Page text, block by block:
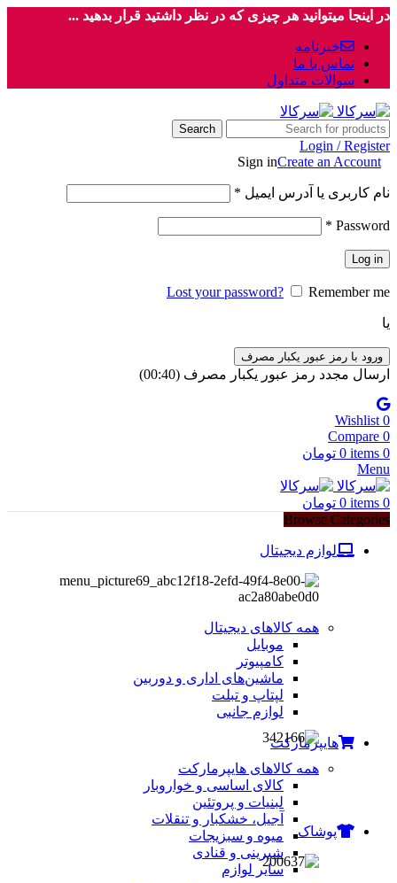
در اینجا میتوانید هر چیزی که در نظر داشتید قرار بدهید ...
خبرنامه
تماس با ما
سوالات متداول
Search
Login / Register
Sign inCreate an Account
نام کاربری یا آدرس ایمیل *
Password
*
Log in
Lost your password? Remember me
یا
ورود با رمز عبور یکبار مصرف
ارسال مجدد رمز عبور یکبار مصرف (00:
40
)
0
Wishlist
0
Compare
0
items
0 تومان
Menu
0
items
0 تومان
Browse Categories
لوازم دیجیتال
همه کالاهای دیجیتال
موبایل
کامپیوتر
ماشین‌های اداری و دوربین
لپتاپ و تبلت
لوازم جانبی
هایپرمارکت
همه کالاهای هایپرمارکت
کالای اساسی و خواروبار
لبنیات و پروتئین
آجیل، خشکبار و تنقلات
میوه و سبزیجات
شیرینی و قنادی
سایر لوازم
پوشاک